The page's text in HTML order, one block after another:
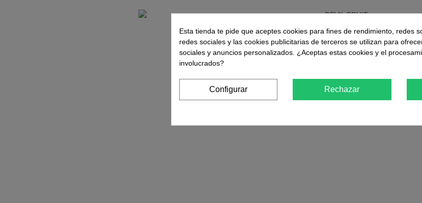
Favorito
Devil Fruit Feminizada Medical Seeds
Esta tienda te pide que aceptes cookies para fines de rendimiento, redes
redes sociales y las cookies publicitarias de terceros se utilizan para
sociales y anuncios personalizados. ¿Aceptas estas cookies y el
involucrados?
Configurar Rechazar